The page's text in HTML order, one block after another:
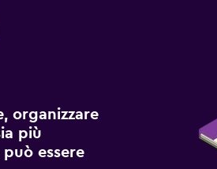
organizzare
più
essere